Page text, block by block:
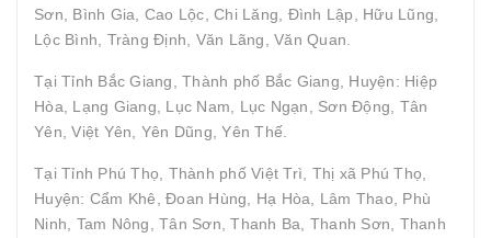
Sơn, Bình Gia, Cao Lộc, Chi Lăng, Đình Lập, Hữu Lũng,
Lộc Bình, Tràng Định, Văn Lãng, Văn Quan.
Tại Tỉnh Bắc Giang, Thành phố Bắc Giang, Huyện: Hiệp
Hòa, Lạng Giang, Lục Nam, Lục Ngạn, Sơn Động, Tân
Yên, Việt Yên, Yên Dũng, Yên Thế.
Tại Tỉnh Phú Thọ, Thành phố Việt Trì, Thị xã Phú Thọ,
Huyện: Cẩm Khê, Đoan Hùng, Hạ Hòa, Lâm Thao, Phù
Ninh, Tam Nông, Tân Sơn, Thanh Ba, Thanh Sơn, Thanh